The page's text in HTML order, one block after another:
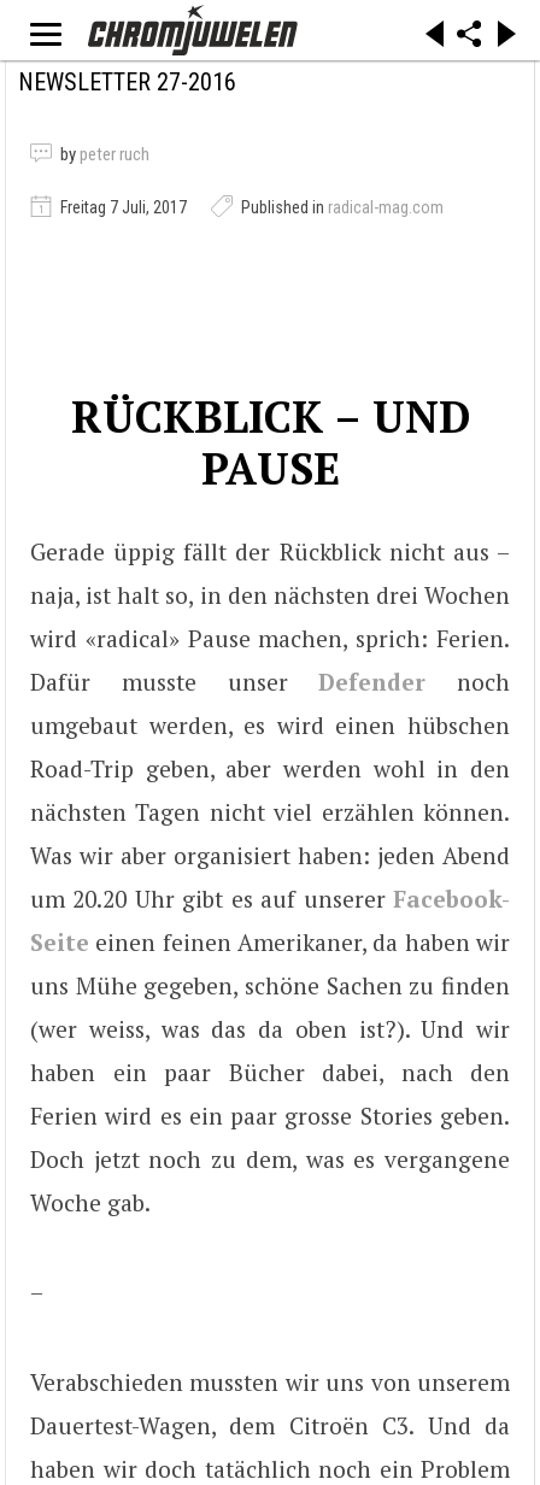
NEWSLETTER 27-2016
by peter ruch
Freitag 7 Juli, 2017 Published in radical-mag.com
RÜCKBLICK – UND
PAUSE
Gerade üppig fällt der Rückblick nicht aus –
naja, ist halt so, in den nächsten drei Wochen
wird «radical» Pause machen, sprich: Ferien.
Dafür musste unserDefender noch
umgebaut werden, es wird einen hübschen
Road-Trip geben, aber werden wohl in den
nächsten Tagen nicht viel erzählen können.
Was wir aber organisiert haben: jeden Abend
um 20.20 Uhr gibt es auf unserer Facebook-
Seite einen feinen Amerikaner, da haben wir
uns Mühe gegeben, schöne Sachen zu finden
(wer weiss, was das da oben ist?). Und wir
haben ein paar Bücher dabei, nach den
Ferien wird es ein paar grosse Stories geben.
Doch jetzt noch zu dem, was es vergangene
Woche gab.
–
Verabschieden mussten wir uns von unserem
Dauertest-Wagen, dem Citroën C3. Und da
haben wir doch tatächlich noch ein Problem